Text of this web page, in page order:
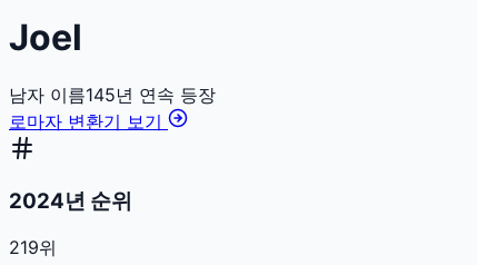
Joel
남자 이름145년 연속 등장
로마자 변환기 보기
2024년 순위
219위